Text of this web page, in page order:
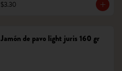
$3.30
Jamón de pavo light juris 160 gr